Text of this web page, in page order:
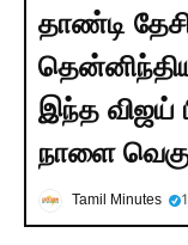
தாண்டி
இந்த விஜய்
நாளை
Tamil Minutes